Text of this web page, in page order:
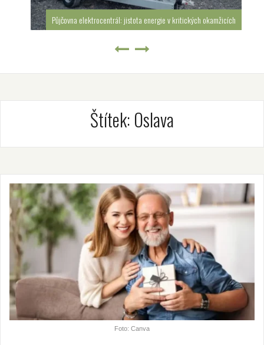
Půjčovna elektrocentrál: jistota energie v kritických okamžicích
Štítek: Oslava
Foto: Canva